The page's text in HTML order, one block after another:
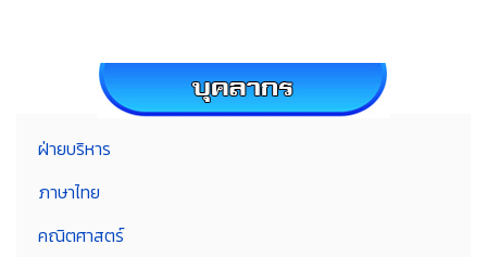
ฝ่ายบริหาร
ภาษาไทย
คณิตศาสตร์